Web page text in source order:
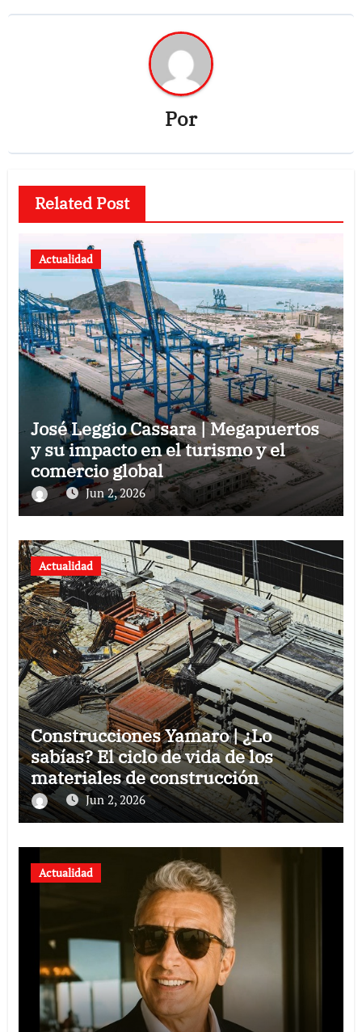
Por
Related Post
Actualidad
José Leggio Cassara | Megapuertos
y su impacto en el turismo y el
comercio global
Jun 2, 2026
Actualidad
Construcciones Yamaro | ¿Lo
sabías? El ciclo de vida de los
materiales de construcción
revoluciona eficiencia en proyectos
modernos
Jun 2, 2026
Actualidad